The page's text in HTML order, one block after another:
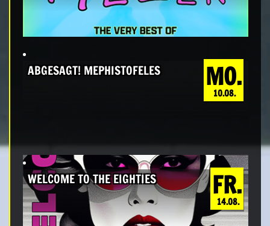
MO.
10.08.
ABGESAGT! MEPHISTOFELES
FR.
14.08.
WELCOME TO THE EIGHTIES